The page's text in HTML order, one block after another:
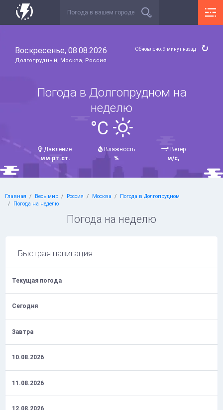
Воскресенье, 08.08.2026
Долгопрудный, Москва, Россия
Обновлено: 9 минут назад
Погода в Долгопрудном на
неделю
°C
Давление
мм рт.ст.
Влажность
%
Ветер
м/с,
Главная Весь мир Россия Москва
Погода в Долгопрудном
Погода на неделю
Погода на неделю
Быстрая навигация
Текущая погода
Сегодня
Завтра
10.08.2026
11.08.2026